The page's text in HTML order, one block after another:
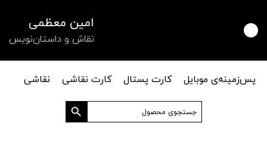
امین معظمی
نقاش و داستان‌نویس
پس‌زمینه‌ی موبایل کارت پستال کارت نقاشی
نقاشی
جستجو
برای:
دکمه جستجو